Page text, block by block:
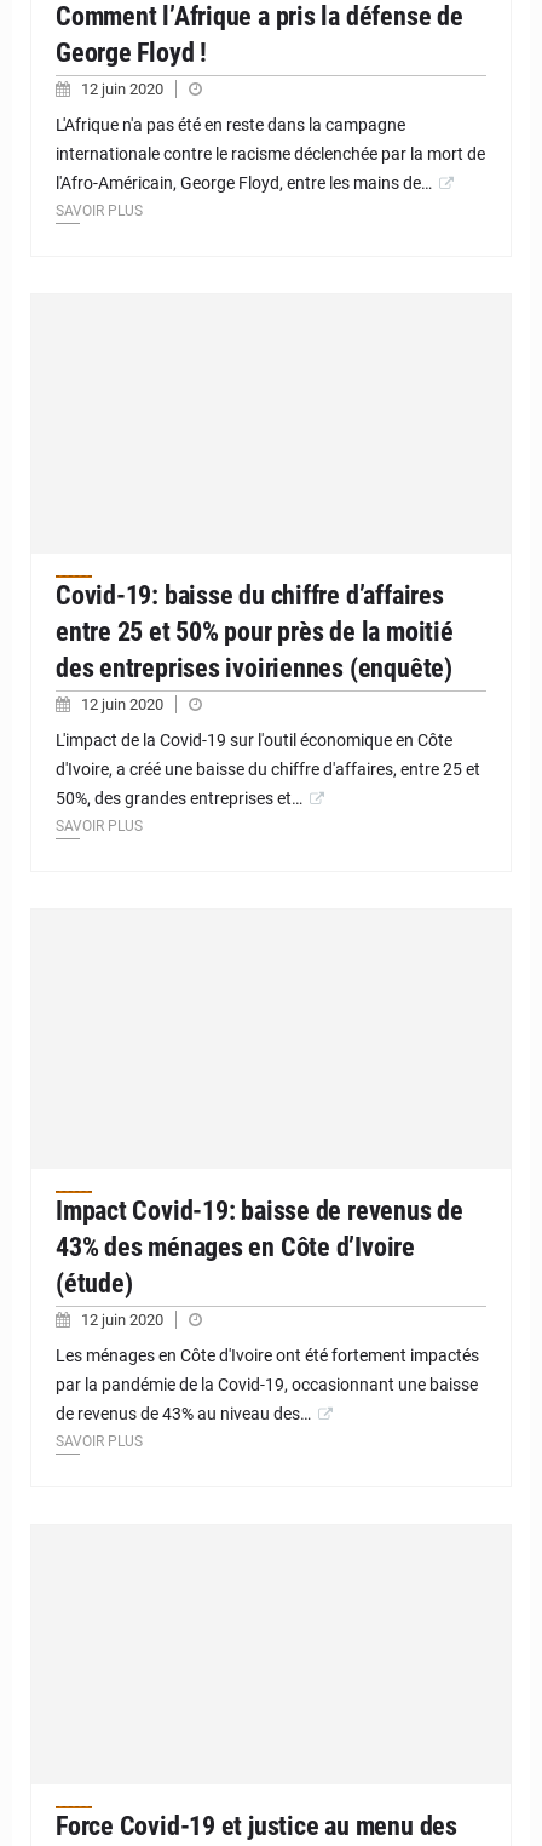
Comment l’Afrique a pris la défense de
George Floyd !
12 juin 2020
L'Afrique n'a pas été en reste dans la campagne
internationale contre le racisme déclenchée par la mort de
l'Afro-Américain, George Floyd, entre les mains de…
SAVOIR PLUS
Covid-19: baisse du chiffre d’affaires
entre 25 et 50% pour près de la moitié
des entreprises ivoiriennes (enquête)
12 juin 2020
L'impact de la Covid-19 sur l'outil économique en Côte
d'Ivoire, a créé une baisse du chiffre d'affaires, entre 25 et
50%, des grandes entreprises et…
SAVOIR PLUS
Impact Covid-19: baisse de revenus de
43% des ménages en Côte d’Ivoire
(étude)
12 juin 2020
Les ménages en Côte d'Ivoire ont été fortement impactés
par la pandémie de la Covid-19, occasionnant une baisse
de revenus de 43% au niveau des…
SAVOIR PLUS
Force Covid-19 et justice au menu des